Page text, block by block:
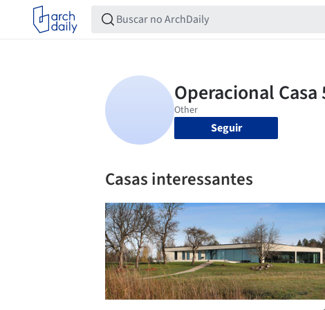
Seguir
Casas interessantes